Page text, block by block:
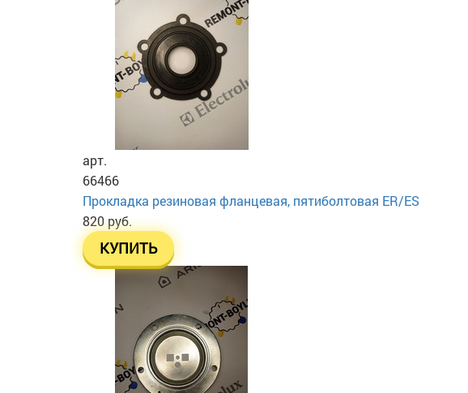
арт.
66466
Прокладка резиновая фланцевая, пятиболтовая ER/ES
820 руб.
КУПИТЬ